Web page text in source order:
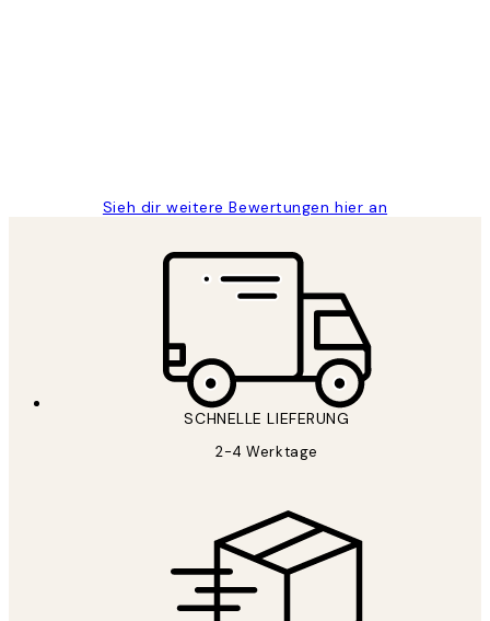
Sieh dir weitere Bewertungen hier an
SCHNELLE LIEFERUNG
2-4 Werktage